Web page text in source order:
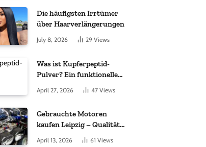
Die häufigsten Irrtümer
über Haarverlängerungen
July 8, 2026 29 Views
Was ist Kupferpeptid-
Pulver? Ein funktioneller
Komplex aus „kleinem
Molekül + Metall“
April 27, 2026 47 Views
Gebrauchte Motoren
kaufen Leipzig – Qualität,
Garantie und weltweite
April 13, 2026 61 Views